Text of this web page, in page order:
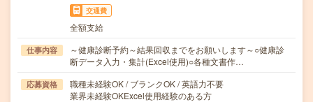
交通費
全額支給
仕事内容
～健康診断予約～結果回収までをお願いします～○健康診
断データ入力・集計(Excel使用)○各種文書作…
応募資格
職種未経験OK / ブランクOK / 英語力不要
業界未経験OKExcel使用経験のある方